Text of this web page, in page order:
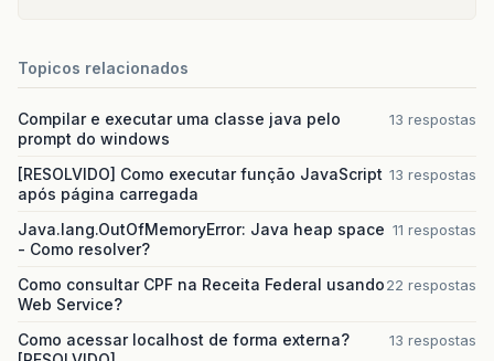
Topicos relacionados
Compilar e executar uma classe java pelo
prompt do windows
13 respostas
[RESOLVIDO] Como executar função JavaScript
após página carregada
13 respostas
Java.lang.OutOfMemoryError: Java heap space
- Como resolver?
11 respostas
Como consultar CPF na Receita Federal usando
Web Service?
22 respostas
Como acessar localhost de forma externa?
13 respostas